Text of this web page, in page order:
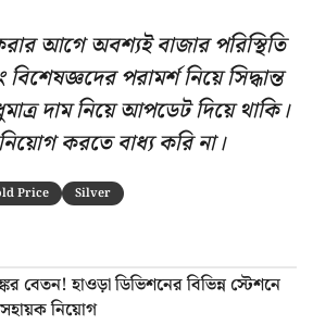
আগে অবশ্যই বাজার পরিস্থিতি
পরামর্শ নিয়ে সিদ্ধান্ত
দাম নিয়ে আপডেট দিয়ে থাকি।
করতে বাধ্য করি না।
Price Silver
বেতন! হাওড়া ডিভিশনের বিভিন্ন স্টেশনে
নিয়োগ